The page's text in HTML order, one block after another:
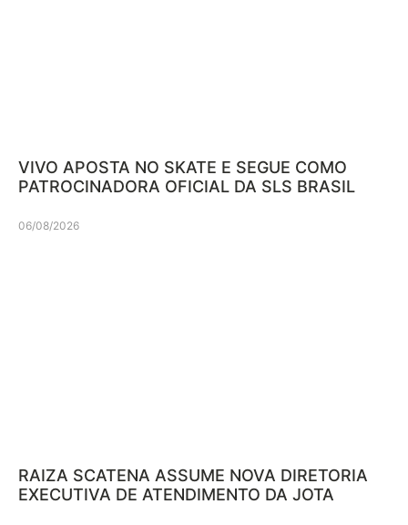
VIVO APOSTA NO SKATE E SEGUE COMO
PATROCINADORA OFICIAL DA SLS BRASIL
06/08/2026
RAIZA SCATENA ASSUME NOVA DIRETORIA
EXECUTIVA DE ATENDIMENTO DA JOTA